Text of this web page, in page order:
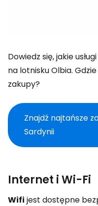
Dowiedz się, jakie
na lotnisku Olbia.
zakupy?
Znajdź najtańsze
Sardynii
Internet i Wi-Fi
Wifi jest dostępne